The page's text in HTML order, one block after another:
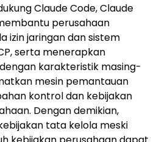
Claude Code, Claude
perusahaan
izin jaringan dan sistem
serta menerapkan
karakteristik masing-
mesin pemantauan
kontrol dan kebijakan
Dengan demikian,
tata kelola meski